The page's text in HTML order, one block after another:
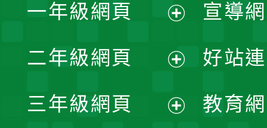
一年級網頁
開
選
二年級網頁
開
三年級網頁
宣導
好站
教育